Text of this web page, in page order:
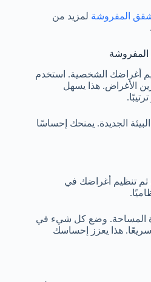
المفروشة لمزيد من
.
المفروشة
أغراضك الشخصية. استخدم
الأغراض. هذا يسهل
الجديدة. يمنحك إحساسًا
ثم تنظيم أغراضك في
المساحة. وضع كل شيء في
سريعًا. هذا يعزز إحساسك